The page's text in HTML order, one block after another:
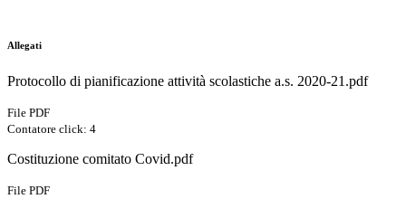
Allegati
Protocollo di pianificazione attività scolastiche a.s. 2020-21.pdf
File PDF
Contatore click: 4
Costituzione comitato Covid.pdf
File PDF